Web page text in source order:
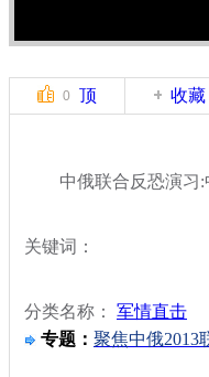
0 顶 收藏
中俄联合反恐演习:
关键词：
分类名称： 军情直击
专题： 聚焦中俄2013